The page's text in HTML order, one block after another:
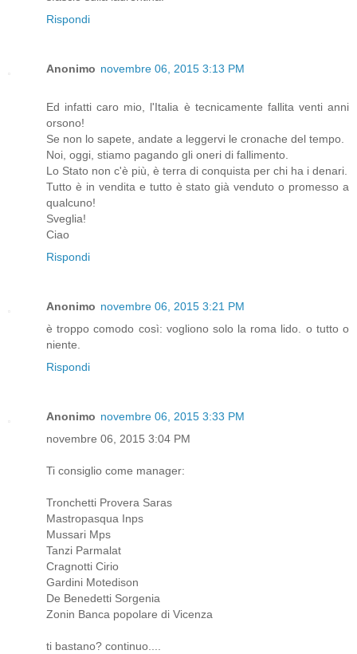
Rispondi
Anonimo novembre 06, 2015 3:13 PM
Ed infatti caro mio, l'Italia è tecnicamente fallita venti anni
orsono!
Se non lo sapete, andate a leggervi le cronache del tempo.
Noi, oggi, stiamo pagando gli oneri di fallimento.
Lo Stato non c'è più, è terra di conquista per chi ha i denari.
Tutto è in vendita e tutto è stato già venduto o promesso a
qualcuno!
Sveglia!
Ciao
Rispondi
Anonimo novembre 06, 2015 3:21 PM
è troppo comodo così: vogliono solo la roma lido. o tutto o
niente.
Rispondi
Anonimo novembre 06, 2015 3:33 PM
novembre 06, 2015 3:04 PM
Ti consiglio come manager:
Tronchetti Provera Saras
Mastropasqua Inps
Mussari Mps
Tanzi Parmalat
Cragnotti Cirio
Gardini Motedison
De Benedetti Sorgenia
Zonin Banca popolare di Vicenza
ti bastano? continuo....